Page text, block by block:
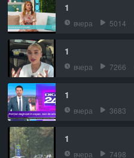
1
вчера 5014
1
вчера 7266
1
вчера 3683
1
вчера 7498